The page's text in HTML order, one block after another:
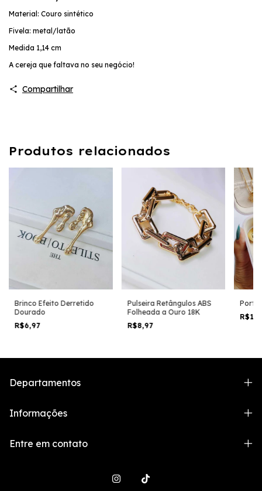
Material: Couro sintético
Fivela: metal/latão
Medida 1,14 cm
A cereja que faltava no seu negócio!
Compartilhar
Produtos relacionados
Brinco Efeito Derretido
Dourado
R$6,97
Pulseira Retângulos ABS
Folheada a Ouro 18K
R$8,97
Porta
Departamentos
Informações
Entre em contato